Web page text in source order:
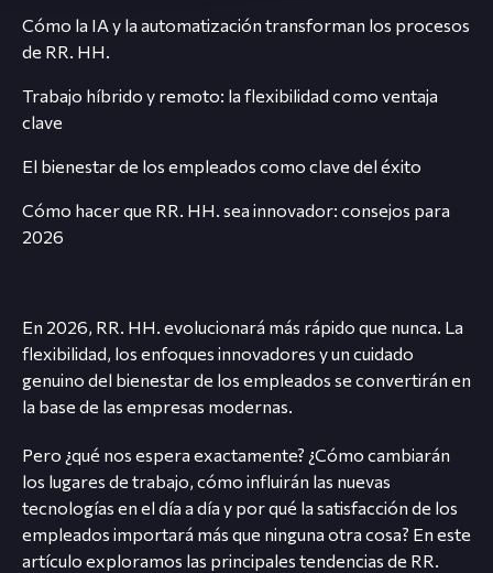
Cómo la IA y la automatización transforman los procesos
de RR. HH.
Trabajo híbrido y remoto: la flexibilidad como ventaja
clave
El bienestar de los empleados como clave del éxito
Cómo hacer que RR. HH. sea innovador: consejos para
2026
En 2026, RR. HH. evolucionará más rápido que nunca. La
flexibilidad, los enfoques innovadores y un cuidado
genuino del bienestar de los empleados se convertirán en
la base de las empresas modernas.
Pero ¿qué nos espera exactamente? ¿Cómo cambiarán
los lugares de trabajo, cómo influirán las nuevas
tecnologías en el día a día y por qué la satisfacción de los
empleados importará más que ninguna otra cosa? En este
artículo exploramos las principales tendencias de RR.